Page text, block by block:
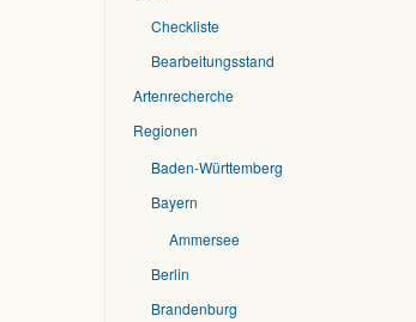
Checkliste
Bearbeitungsstand
Artenrecherche
Regionen
Baden-Württemberg
Bayern
Ammersee
Berlin
Brandenburg